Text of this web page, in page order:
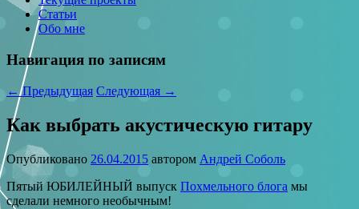
Статьи
Обо мне
Навигация по записям
←Предыдущая Следующая →
Как выбрать акустическую гитару
Опубликовано 26.04.2015 автором Андрей Соболь
Пятый ЮБИЛЕЙНЫЙ выпуск Похмельного блога мы
сделали немного необычным!